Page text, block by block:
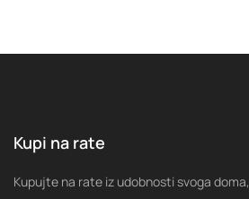
Kupi na rate
Kupujte na rate iz udobnosti svoga doma,